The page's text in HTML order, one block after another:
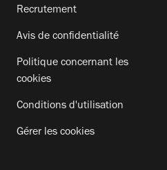
Recrutement
Avis de confidentialité
Politique concernant les
cookies
Conditions d'utilisation
Gérer les cookies